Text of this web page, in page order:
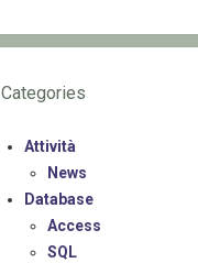
Categories
Attività
News
Database
Access
SQL